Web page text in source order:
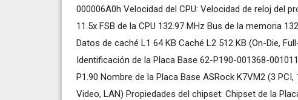
000006A0h Velocidad del CPU: Velocidad de reloj del
11.5x FSB de la CPU 132.97 MHz Bus de la memoria
Datos de caché L1 64 KB Caché L2 512 KB (On-Die,
Identificación de la Placa Base 62-P190-001368-
P1.90 Nombre de la Placa Base ASRock K7VM2 (3 PCI,
Video, LAN) Propiedades del chipset: Chipset de la